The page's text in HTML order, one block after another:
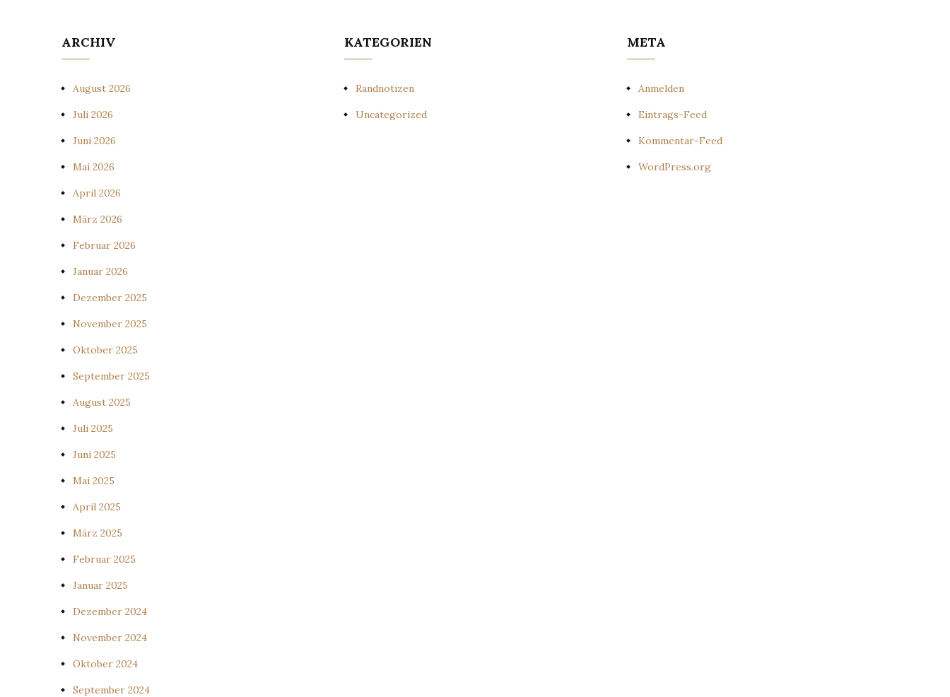
ARCHIV
August 2026
Juli 2026
Juni 2026
Mai 2026
April 2026
März 2026
Februar 2026
Januar 2026
Dezember 2025
November 2025
Oktober 2025
September 2025
August 2025
Juli 2025
Juni 2025
Mai 2025
April 2025
März 2025
Februar 2025
Januar 2025
Dezember 2024
November 2024
Oktober 2024
September 2024
KATEGORIEN
Randnotizen
Uncategorized
META
Anmelden
Eintrags-Feed
Kommentar-Feed
WordPress.org